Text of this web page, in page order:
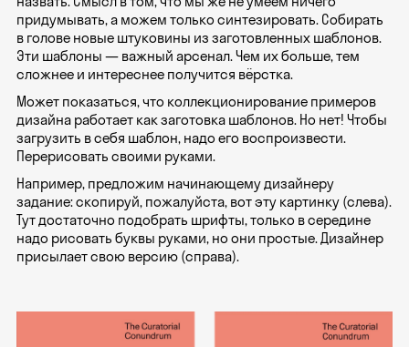
придумывать, а можем только синтезировать. Собирать
в голове новые штуковины из заготовленных шаблонов.
Эти шаблоны — важный арсенал. Чем их больше, тем
сложнее и интереснее получится вёрстка.
Может показаться, что коллекционирование примеров
дизайна работает как заготовка шаблонов. Но нет! Чтобы
загрузить в себя шаблон, надо его воспроизвести.
Перерисовать своими руками.
Например, предложим начинающему дизайнеру
задание: скопируй, пожалуйста, вот эту картинку (слева).
Тут достаточно подобрать шрифты, только в середине
надо рисовать буквы руками, но они простые. Дизайнер
присылает свою версию (справа).